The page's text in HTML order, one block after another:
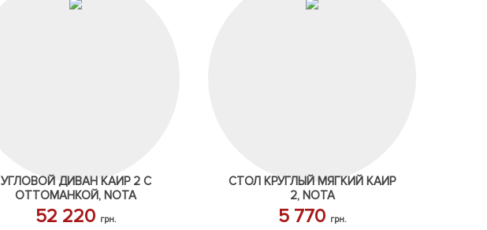
УГЛОВОЙ ДИВАН КАИР 2 С
ОТТОМАНКОЙ, NOTA
52 220 грн.
СТОЛ КРУГЛЫЙ МЯГКИЙ КАИР
2, NOTA
5 770 грн.